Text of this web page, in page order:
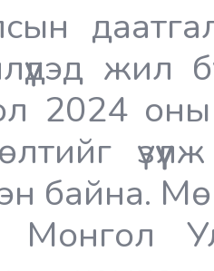
2024
байна.
Монгол